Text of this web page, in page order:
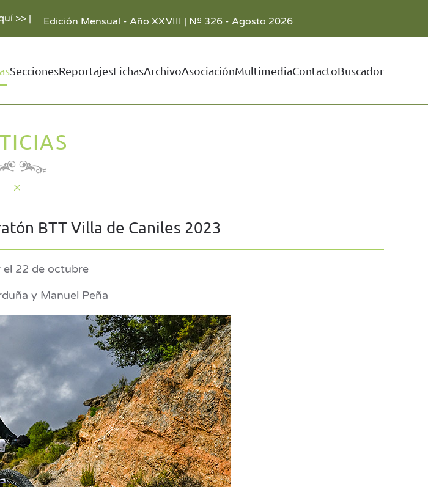
>>| Edición Mensual - Año XXVIII | Nº 326 - Agosto 2026
SeccionesReportajesFichasArchivoAsociaciónMultimediaContactoBuscador
BTT Villa de Caniles 2023
el 22 de octubre
y Manuel Peña